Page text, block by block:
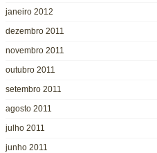
janeiro 2012
dezembro 2011
novembro 2011
outubro 2011
setembro 2011
agosto 2011
julho 2011
junho 2011